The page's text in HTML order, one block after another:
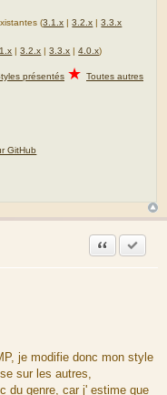
(3.1.x |3.2.x |3.3.x
|3.2.x |3.3.x |4.0.x)
présentés ★ Toutes autres
GitHub
Citation
je modifie donc mon style
sur les autres,
du genre, car j' estime que